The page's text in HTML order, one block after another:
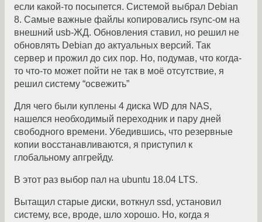
если какой-то посыпется. Системой выбрал Debian
8. Самые важные файлы копировались rsync-ом на
внешний usb-ЖД. Обновления ставил, но решил не
обновлять Debian до актуальных версий. Так
сервер и прожил до сих пор. Но, подумав, что когда-
то что-то может пойти не так в моё отсутствие, я
решил систему “освежить”
Для чего были куплены 4 диска WD для NAS,
нашелся необходимый переходник и пару дней
свободного времени. Убедившись, что резервные
копии восстанавливаются, я приступил к
глобальному апгрейду.
В этот раз выбор пал на ubuntu 18.04 LTS.
Вытащил старые диски, воткнул ssd, установил
систему, все, вроде, шло хорошо. Но, когда я